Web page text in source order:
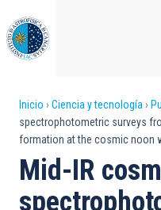
al
contenido
principal
Sobrescribir
enlaces
de
ayuda
Inicio Ciencia y tecnología
spectrophotometric surveys
formation at the cosmic noon
Mid-IR